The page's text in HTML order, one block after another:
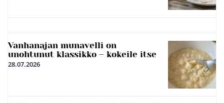
Vanhanajan munavelli on
unohtunut klassikko – kokeile itse
28.07.2026